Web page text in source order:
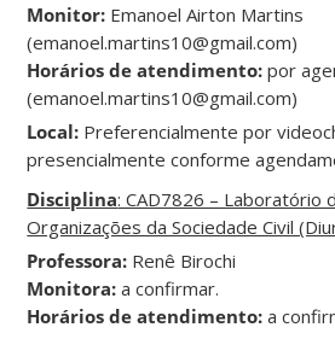
Monitor: Emanoel Airton Martins
(emanoel.martins10@gmail.com)
Horários de atendimento: por
(emanoel.martins10@gmail.com)
Local: Preferencialmente por
presencialmente conforme
Disciplina: CAD7826 – Laboratório
Organizações da Sociedade Civil
Professora: Renê Birochi
Monitora:a confirmar.
Horários de atendimento:a